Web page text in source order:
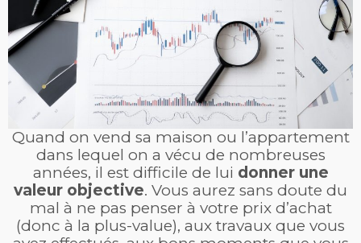
Quand on vend sa maison ou l’appartement
dans lequel on a vécu de nombreuses
années, il est difficile de lui donner une
valeur objective. Vous aurez sans doute du
mal à ne pas penser à votre prix d’achat
(donc à la plus-value), aux travaux que vous